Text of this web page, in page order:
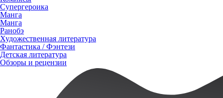
Супергероика
Манга
Манга
Ранобэ
Художественная литература
Фантастика / Фэнтези
Детская литература
Обзоры и рецензии